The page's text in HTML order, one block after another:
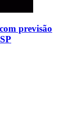
previsão